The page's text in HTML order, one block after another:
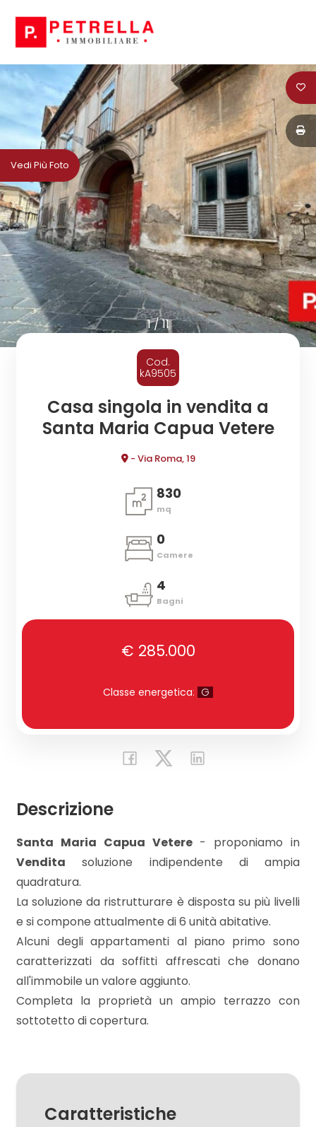
1/11
Vedi Più Foto
Cod.
kA9505
Casa singola in vendita a
Santa Maria Capua Vetere
- Via Roma, 19
830
mq
0
Camere
4
Bagni
€ 285.000
Classe energetica: G
Descrizione
Santa Maria Capua Vetere- proponiamo in
Vendita soluzione indipendente di ampia
quadratura.
La soluzione da ristrutturare è disposta su più livelli
e si compone attualmente di 6 unità abitative.
Alcuni degli appartamenti al piano primo sono
caratterizzati da soffitti affrescati che donano
all'immobile un valore aggiunto.
Completa la proprietà un ampio terrazzo con
sottotetto di copertura.
Caratteristiche
HOME
CHI
SIAMO
IN
VENDITA
IN
AFFITTO
NEWS
CONTATTI
Codice
Contratto
Qualsiasi
Vendita
Affitto
Scegli
dove
cercare
Comune
Prezzo
Totale
mq
minimi